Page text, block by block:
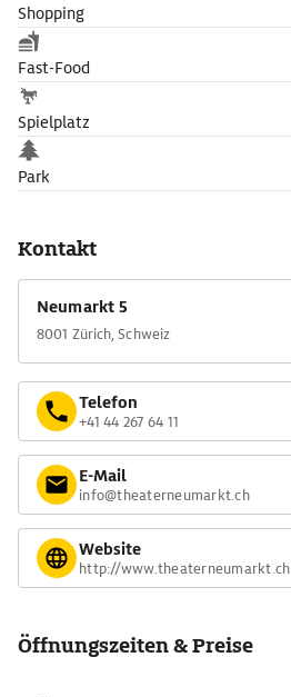
Shopping
Fast-Food
Spielplatz
Park
Kontakt
Neumarkt 5
8001 Zürich, Schweiz
Telefon
+41 44 267 64 11
E-Mail
info@theaterneumarkt.ch
Website
http://www.theaterneumarkt.ch
Öffnungszeiten & Preise